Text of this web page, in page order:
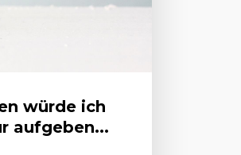
würde ich
aufgeben...